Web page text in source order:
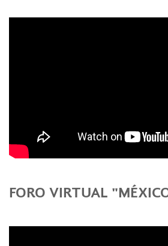
FORO VIRTUAL